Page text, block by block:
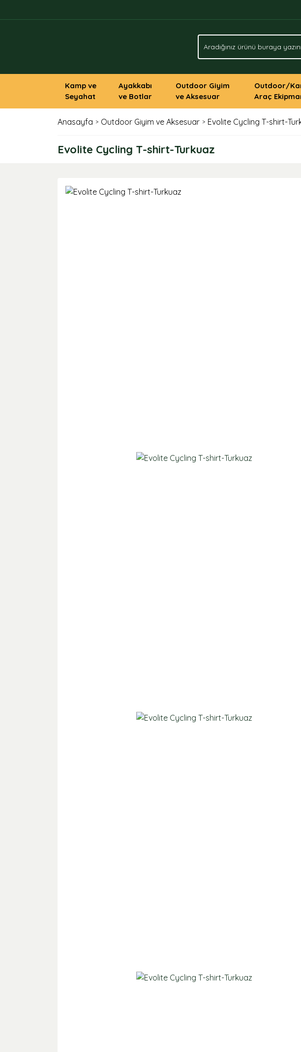
Kamp ve
Seyahat
Ayakkabı
ve Botlar
Outdoor Giyim
ve Aksesuar
Outdoor/
Araç
Anasayfa Outdoor Giyim ve Aksesuar Evolite Cycling T-shirt-
Evolite Cycling T-shirt-Turkuaz